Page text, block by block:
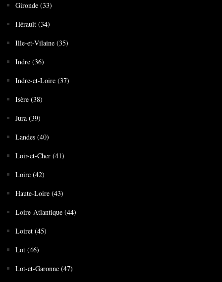
Gironde (33)
Hérault (34)
Ille-et-Vilaine (35)
Indre (36)
Indre-et-Loire (37)
Isère (38)
Jura (39)
Landes (40)
Loir-et-Cher (41)
Loire (42)
Haute-Loire (43)
Loire-Atlantique (44)
Loiret (45)
Lot (46)
Lot-et-Garonne (47)